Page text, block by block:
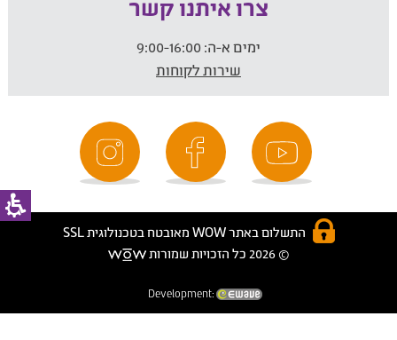
צרו איתנו קשר
ימים א-ה:
שירות לקוחות
התשלום באתר WOW מאובטח בטכנולוגית SSL
© 2026 כל הזכויות שמורות
Development: